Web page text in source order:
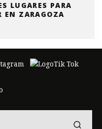
LUGARES PARA
EN ZARAGOZA